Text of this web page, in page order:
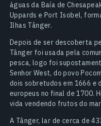
águas da Baía de
Uppards e Port Isobel,
Ilhas Tânger.
Depois de ser descoberta
Tânger foi usada pela
pesca, logo foi
Senhor West, do povo
dois sobretudos em 1666
europeus no final de 1700.
vida vendendo frutos do
A Tânger, lar de cerca de